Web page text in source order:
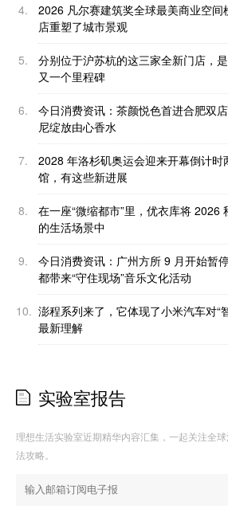
4.
2026 凡尔赛建筑奖全球最美商业空间
店重塑了城市景观
5.
分别位于沪苏杭的这三家全新门店，
又一个里程碑
6.
今日消费资讯：茶颜悦色首进合肥双
尼绽放由心香水
7.
2028 年洛杉矶奥运会迎来开幕倒计时
馆，有这些新进展
8.
在一座“微缩都市”里，优衣库将 2026
的生活场景中
9.
今日消费资讯：广州方所 9 月开始暂
都带来“守住现场”音乐文化活动
10. 澎程系列来了，它体现了小米汽车对“
最新理解
实验室报告
理想生活实验室近期精华内容汇集，一起关注全
法攻略。